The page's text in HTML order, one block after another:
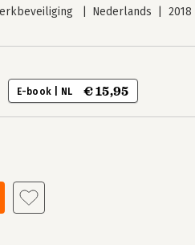
Nederlands 2018
E-book | NL € 15,95